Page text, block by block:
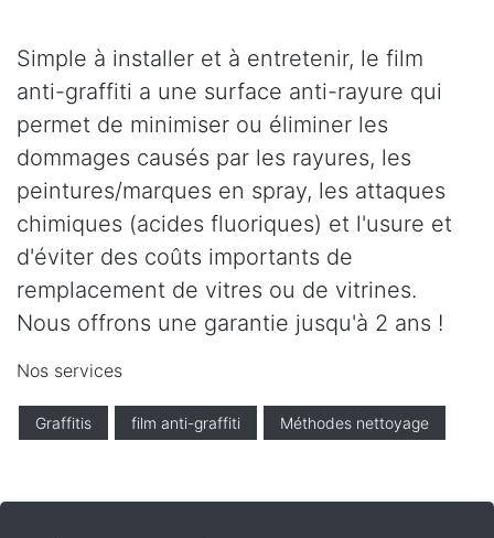
Simple à installer et à entretenir, le film
anti-graffiti a une surface anti-rayure qui
permet de minimiser ou éliminer les
dommages causés par les rayures, les
peintures/marques en spray, les attaques
chimiques (acides fluoriques) et l'usure et
d'éviter des coûts importants de
remplacement de vitres ou de vitrines.
Nous offrons une garantie jusqu'à 2 ans !
Nos services
Graffitis film anti-graffiti Méthodes nettoyage